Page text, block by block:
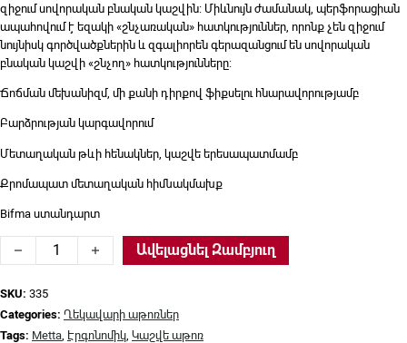
զիջում սովորական բնական կաշվին: Միևնույն ժամանակ, պերֆորացիան
ապահովում է եզակի «շնչառական» հատկություններ, որոնք չեն զիջում
նույնիսկ գործվածքներին և զգալիորեն գերազանցում են սովորական
բնական կաշվի «շնչող» հատկությունները:
Ճոճման մեխանիզմ, մի քանի դիրքով ֆիքսելու հնարավորությամբ
Բարձրության կարգավորում
Մետաղական թևի հենակներ, կաշվե երեսապատմամբ
Քրոմապատ մետաղական հիմնակմախք
Bifma ստանդարտ
Ղեկավարի աթոռ Metta, K-20301-xb quantity
Ավելացնել Զամբյուղ
SKU: 335
Categories: Ղեկավարի աթոռներ
Tags: Metta Էրգոնոմիկ Կաշվե աթոռ